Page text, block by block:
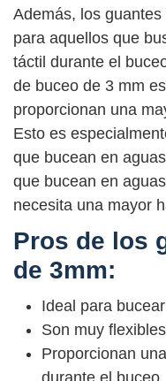
Además, los
para aquellos que
táctil durante el
de buceo de 3 mm
proporcionan una
Esto es
que bucean en
que bucean en
necesita una mayor
Pros de los
de 3mm:
Ideal para
Son muy
Proporcionan